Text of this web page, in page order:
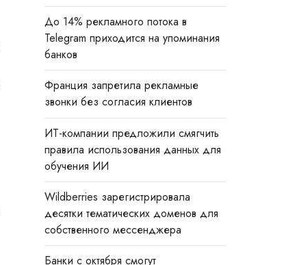
До 14% рекламного потока в
Telegram приходится на упоминания
банков
Франция запретила рекламные
звонки без согласия клиентов
ИТ-компании предложили смягчить
правила использования данных для
обучения ИИ
Wildberries зарегистрировала
десятки тематических доменов для
собственного мессенджера
Банки с октября смогут